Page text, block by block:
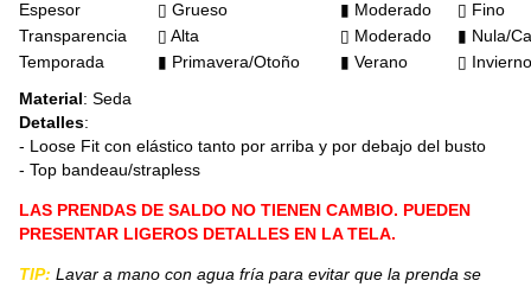
Espesor
▯ Grueso ▮ Moderado
▯ Fino
Transparencia
▯ Alta ▯ Moderado ▮ Nula/
Temporada
▮ Primavera/Otoño ▮ Verano ▯ Invierno
Material: Seda
Detalles:
- Loose Fit con elástico tanto por arriba y por debajo del busto
- Top bandeau/strapless
LAS PRENDAS DE SALDO NO TIENEN CAMBIO. PUEDEN
PRESENTAR LIGEROS DETALLES EN LA TELA.
TIP: Lavar a mano con agua fría para evitar que la prenda se